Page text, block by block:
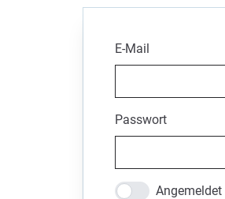
E-Mail
Passwort
Angemeldet